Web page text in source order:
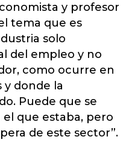
y profesor
tema que es
solo
del empleo y no
como ocurre en
y donde la
Puede que se
que estaba, pero
de este sector”.